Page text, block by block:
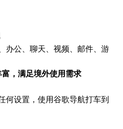
办公、聊天、视频、邮件、游
，满足境外使用需求
何设置，使用谷歌导航打车到